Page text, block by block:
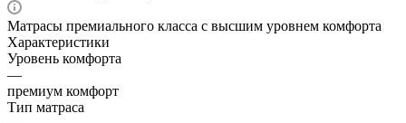
Матрасы премиального класса с высшим уровнем комфорта
Характеристики
Уровень комфорта
—
премиум комфорт
Тип матраса